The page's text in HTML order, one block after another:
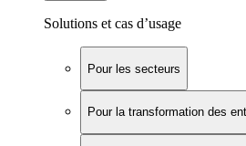
Solutions et cas d’usage
Pour les secteurs
Pour la transformation des